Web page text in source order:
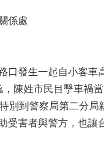
係處
口發生一起自小客
陳姓市民目擊車禍
別到警察局第二分
害者與警方，也讓